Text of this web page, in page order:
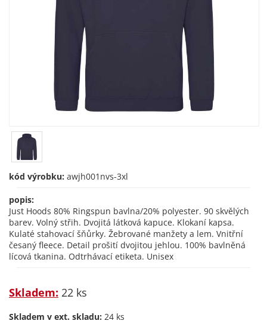
kód výrobku: awjh001nvs-3xl
popis:
Just Hoods 80% Ringspun bavlna/20% polyester. 90 skvělých
barev. Volný střih. Dvojitá látková kapuce. Klokaní kapsa.
Kulaté stahovací šňůrky. Žebrované manžety a lem. Vnitřní
česaný fleece. Detail prošití dvojitou jehlou. 100% bavlněná
lícová tkanina. Odtrhávací etiketa. Unisex
Skladem: 22 ks
Skladem v ext. skladu: 24 ks